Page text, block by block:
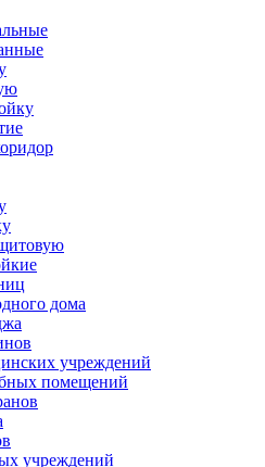
дома
учреждений
помещений
учреждений